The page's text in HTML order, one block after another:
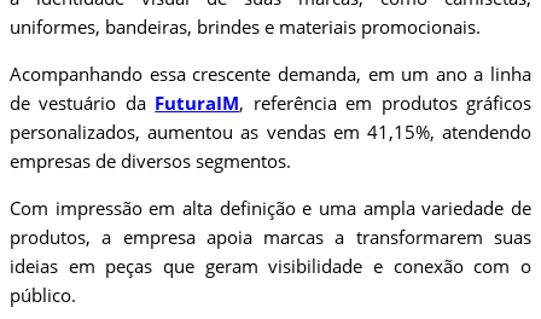
uniformes, bandeiras, brindes e materiais promocionais.
Acompanhando essa crescente demanda, em um ano a linha
de vestuário da FuturaIM, referência em produtos gráficos
personalizados, aumentou as vendas em 41,15%, atendendo
empresas de diversos segmentos.
Com impressão em alta definição e uma ampla variedade de
produtos, a empresa apoia marcas a transformarem suas
ideias em peças que geram visibilidade e conexão com o
público.